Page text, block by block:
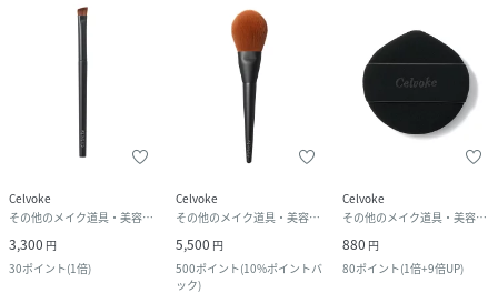
Celvoke
その他のメイク道具・美容器具
3,300 円
30ポイント(1倍)
Celvoke
その他のメイク道具・美容器具
5,500 円
500ポイント(10%ポイントバ
ック)
Celvoke
その他のメイク道具・美容器具
880 円
80ポイント(1倍+9倍UP)